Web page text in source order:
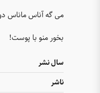
می گه آناس ماناس
بخور منو با پوست!
سال نشر
ناشر